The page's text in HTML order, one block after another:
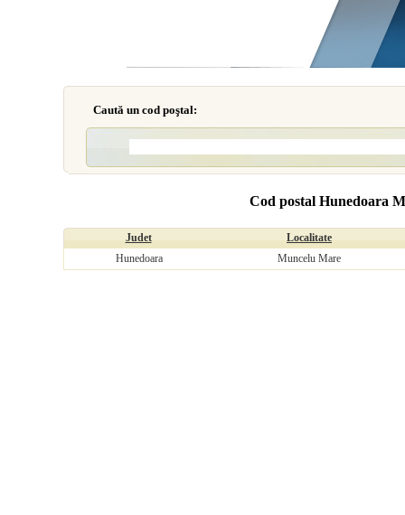
Caută un cod poştal:
Cod postal Hunedoara
Judet
Localitate
Hunedoara
Muncelu Mare